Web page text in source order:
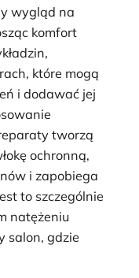
wygląd na
komfort
które mogą
i dodawać jej
tworzą
ochronną,
i zapobiega
to szczególnie
natężeniu
salon, gdzie